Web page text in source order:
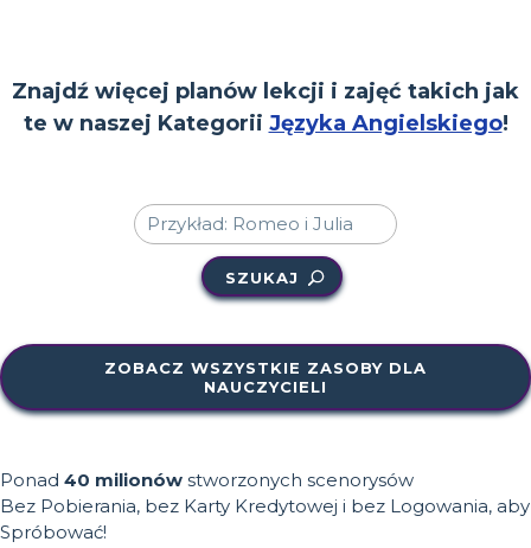
Znajdź więcej planów lekcji i zajęć takich jak
te w naszej Kategorii Języka Angielskiego!
SZUKAJ
ZOBACZ WSZYSTKIE ZASOBY DLA
NAUCZYCIELI
Ponad 40 milionów stworzonych scenorysów
Bez Pobierania, bez Karty Kredytowej i bez Logowania, aby
Spróbować!